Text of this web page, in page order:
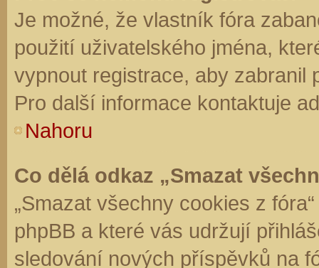
Je možné, že vlastník fóra
použití uživatelského jména,
vypnout registrace, aby zabranil
Pro další informace kontaktuje
Nahoru
Co dělá odkaz „Smazat
„Smazat všechny cookies z
phpBB a které vás udržují
sledování nových příspěvků na